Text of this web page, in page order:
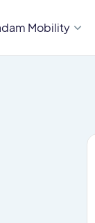
Mobility